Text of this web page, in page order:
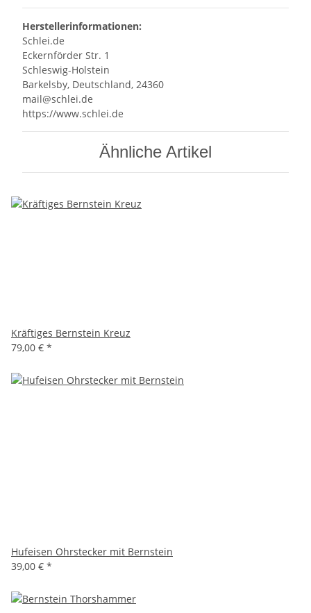
Herstellerinformationen:
Schlei.de
Eckernförder Str. 1
Schleswig-Holstein
Barkelsby, Deutschland, 24360
mail@schlei.de
https://www.schlei.de
Ähnliche Artikel
Kräftiges Bernstein Kreuz
79,00 € *
Hufeisen Ohrstecker mit Bernstein
39,00 € *